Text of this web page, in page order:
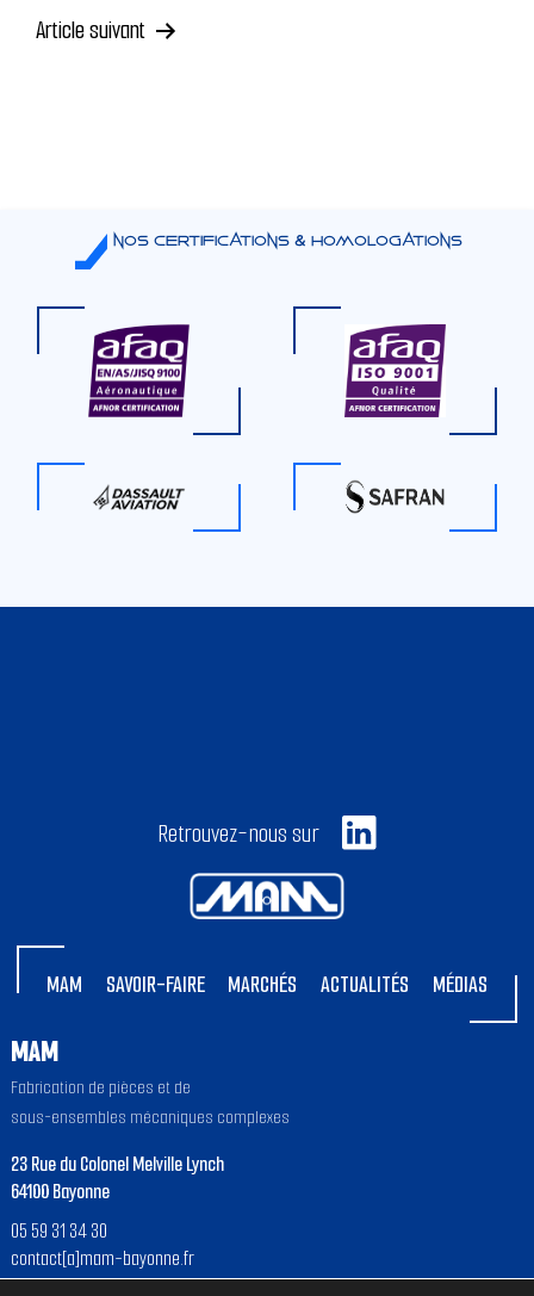
de
Article suivant
Nos certifications & Homologations
Retrouvez-nous sur
MAM SAVOIR-FAIRE MARCHÉS ACTUALITÉS MÉDIAS
MAM
Fabrication de pièces et de
sous-ensembles mécaniques complexes
23 Rue du Colonel Melville Lynch
64100 Bayonne
05 59 31 34 30
contact[a]mam-bayonne.fr